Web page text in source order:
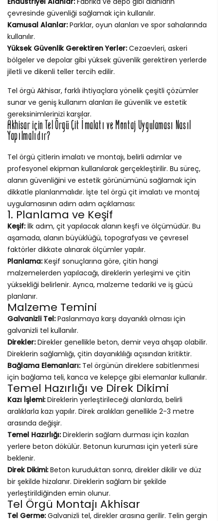
çevresinde güvenliği sağlamak için kullanılır.
Kamusal Alanlar:Parklar, oyun alanları ve spor sahalarında
kullanılır.
Yüksek Güvenlik Gerektiren Yerler:Cezaevleri, askeri
bölgeler ve depolar gibi yüksek güvenlik gerektiren yerlerde
jiletli ve dikenli teller tercih edilir.
Tel örgü Akhisar, farklı ihtiyaçlara yönelik çeşitli çözümler
sunar ve geniş kullanım alanları ile güvenlik ve estetik
gereksinimlerinizi karşılar.
Akhisar için Tel Örgü Çit İmalatı ve Montaj Uygulaması Nasıl
Yapılmalıdır?
Tel örgü çitlerin imalatı ve montajı, belirli adımlar ve
profesyonel ekipman kullanılarak gerçekleştirilir. Bu süreç,
alanın güvenliğini ve estetik görünümünü sağlamak için
dikkatle planlanmalıdır. İşte tel örgü çit imalatı ve montaj
uygulamasının adım adım açıklaması:
1. Planlama ve Keşif
Keşif:İlk adım, çit yapılacak alanın keşfi ve ölçümüdür. Bu
aşamada, alanın büyüklüğü, topografyası ve çevresel
faktörler dikkate alınarak ölçümler yapılır.
Planlama:Keşif sonuçlarına göre, çitin hangi
malzemelerden yapılacağı, direklerin yerleşimi ve çitin
yüksekliği belirlenir. Ayrıca, malzeme tedariki ve iş gücü
planlanır.
Malzeme Temini
Galvanizli Tel:Paslanmaya karşı dayanıklı olması için
galvanizli tel kullanılır.
Direkler:Direkler genellikle beton, demir veya ahşap olabilir.
Direklerin sağlamlığı, çitin dayanıklılığı açısından kritiktir.
Bağlama Elemanları:Tel örgünün direklere sabitlenmesi
için bağlama teli, kanca ve kelepçe gibi elemanlar kullanılır.
Temel Hazırlığı ve Direk Dikimi
Kazı İşlemi:Direklerin yerleştirileceği alanlarda, belirli
aralıklarla kazı yapılır. Direk aralıkları genellikle 2-3 metre
arasında değişir.
Temel Hazırlığı:Direklerin sağlam durması için kazılan
yerlere beton dökülür. Betonun kuruması için yeterli süre
beklenir.
Direk Dikimi:Beton kuruduktan sonra, direkler dikilir ve düz
bir şekilde hizalanır. Direklerin sağlam bir şekilde
yerleştirildiğinden emin olunur.
Tel Örgü Montajı Akhisar
Tel Germe:Galvanizli tel, direkler arasına gerilir. Telin gergin